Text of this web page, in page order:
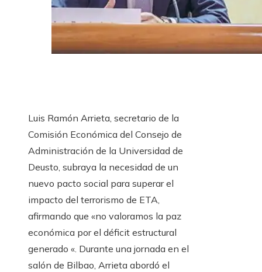
Luis Ramón Arrieta, secretario de la
Comisión Económica del Consejo de
Administración de la Universidad de
Deusto, subraya la necesidad de un
nuevo pacto social para superar el
impacto del terrorismo de ETA,
afirmando que «no valoramos la paz
económica por el déficit estructural
generado «. Durante una jornada en el
salón de Bilbao, Arrieta abordó el